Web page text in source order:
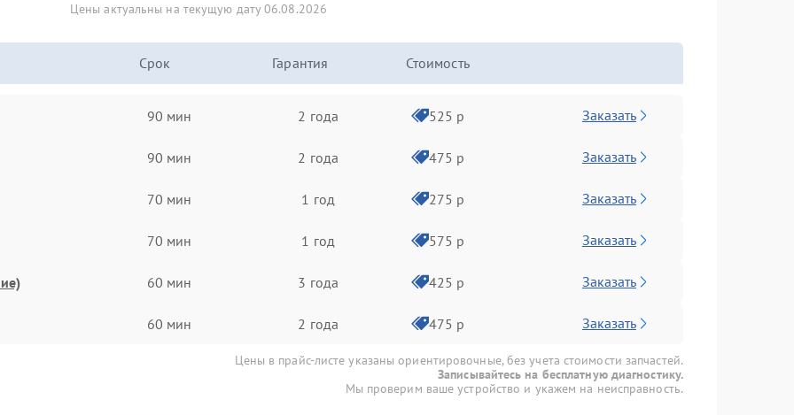
Цены актуальны на текущую дату 06.08.2026
Срок Гарантия Стоимость
90 мин 2 года 525 р Заказать
90 мин 2 года 475 р Заказать
70 мин 1 год 275 р Заказать
70 мин 1 год 575 р Заказать
60 мин 3 года 425 р Заказать
60 мин 2 года 475 р Заказать
Цены в прайс-листе указаны ориентировочные, без учета стоимости запчастей.
Записывайтесь на бесплатную диагностику.
Мы проверим ваше устройство и укажем на неисправность.